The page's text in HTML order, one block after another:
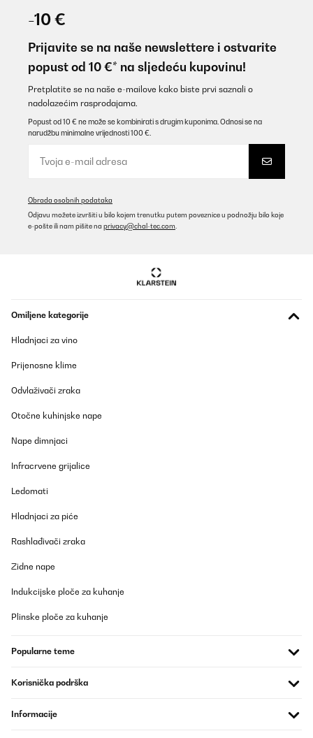
-10 €
Prijavite se na naše newslettere i ostvarite
popust od 10 €* na sljedeću kupovinu!
Pretplatite se na naše e-mailove kako biste prvi saznali o
nadolazećim rasprodajama.
Popust od 10 € ne može se kombinirati s drugim kuponima. Odnosi se na
narudžbu minimalne vrijednosti 100 €.
Obrada osobnih podataka
Odjavu možete izvršiti u bilo kojem trenutku putem poveznice u podnožju bilo koje
e-pošte ili nam pišite na privacy@chal-tec.com
Omiljene kategorije
Hladnjaci za vino
Prijenosne klime
Odvlaživači zraka
Otočne kuhinjske nape
Nape dimnjaci
Infracrvene grijalice
Ledomati
Hladnjaci za piće
Rashlađivači zraka
Zidne nape
Indukcijske ploče za kuhanje
Plinske ploče za kuhanje
Popularne teme
Korisnička podrška
Informacije